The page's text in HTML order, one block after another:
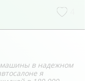
машины в надежном
я